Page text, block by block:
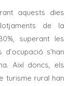
aquests dies
de la
superant les
s’han
Així doncs, els
turisme rural han